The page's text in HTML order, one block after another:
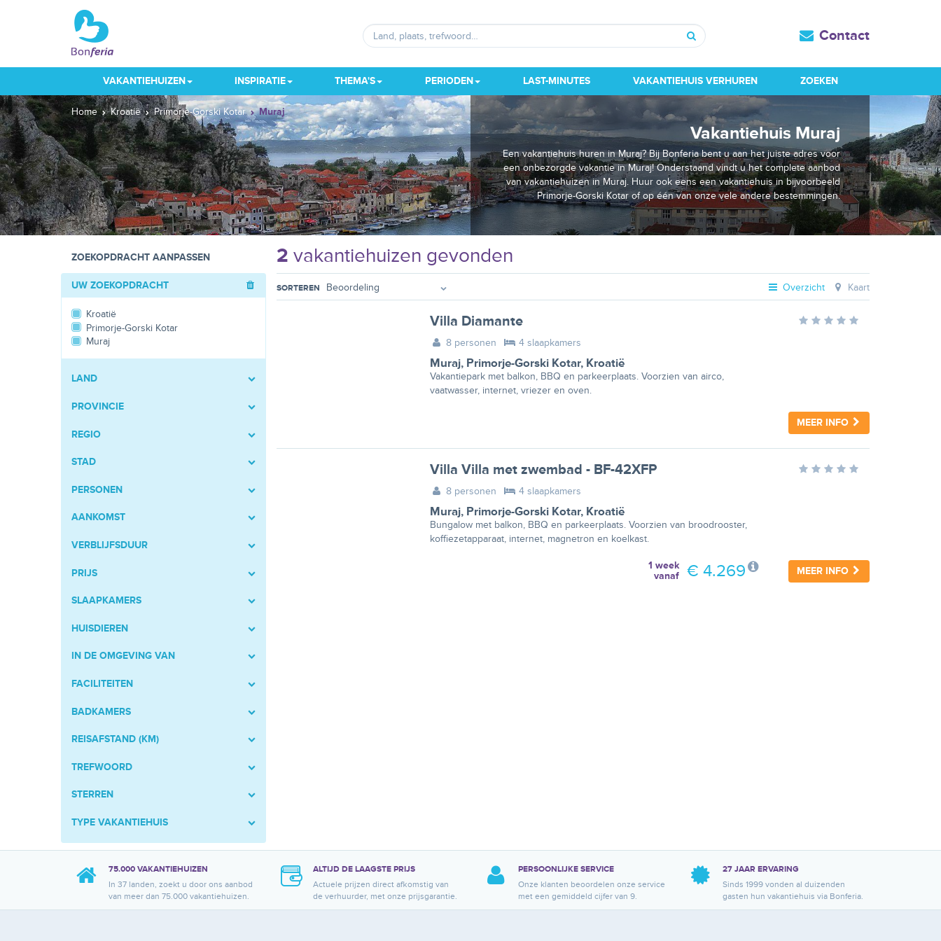
Zoeken
Contact
VAKANTIEHUIZEN INSPIRATIE THEMA'S PERIODEN LAST-MINUTES VAKANTIEHUIS VERHUREN ZOEKEN
Home Kroatië Primorje-Gorski Kotar Muraj
Vakantiehuis Muraj
Een vakantiehuis huren in Muraj? Bij Bonferia bent u aan het juiste adres voor
een onbezorgde vakantie in Muraj! Onderstaand vindt u het complete aanbod
van vakantiehuizen in Muraj. Huur ook eens een vakantiehuis in bijvoorbeeld
Primorje-Gorski Kotar of op één van onze vele andere bestemmingen.
ZOEKOPDRACHT AANPASSEN 2 vakantiehuizen gevonden
UW ZOEKOPDRACHT
Kroatië
Primorje-Gorski Kotar
Muraj
LAND
PROVINCIE
REGIO
STAD
PERSONEN
AANKOMST
VERBLIJFSDUUR
PRIJS
SLAAPKAMERS
HUISDIEREN
IN DE OMGEVING VAN
FACILITEITEN
BADKAMERS
REISAFSTAND (KM)
TREFWOORD
STERREN
TYPE VAKANTIEHUIS
SORTEREN Overzicht Kaart
Villa Diamante
8 personen 4 slaapkamers
Muraj, Primorje-Gorski Kotar, Kroatië
Vakantiepark met balkon, BBQ en parkeerplaats. Voorzien van airco,
vaatwasser, internet, vriezer en oven.
MEER INFO
Villa Villa met zwembad - BF-42XFP
8 personen 4 slaapkamers
Muraj, Primorje-Gorski Kotar, Kroatië
Bungalow met balkon, BBQ en parkeerplaats. Voorzien van broodrooster,
koffiezetapparaat, internet, magnetron en koelkast.
MEER INFO
1 week
vanaf
€ 4.269
75.000 VAKANTIEHUIZEN
In 37 landen, zoekt u door ons aanbod
van meer dan 75.000 vakantiehuizen.
ALTIJD DE LAAGSTE PRIJS
Actuele prijzen direct afkomstig van
de verhuurder, met onze prijsgarantie.
PERSOONLIJKE SERVICE
Onze klanten beoordelen onze service
met een gemiddeld cijfer van 9.
27 JAAR ERVARING
Sinds 1999 vonden al duizenden
gasten hun vakantiehuis via Bonferia.